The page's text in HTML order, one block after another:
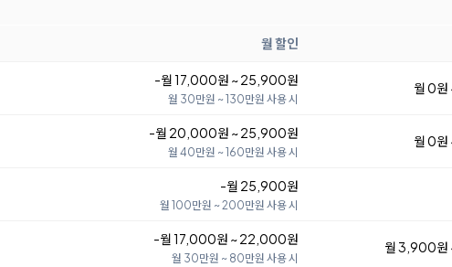
월 할인
-월 17,000원 ~ 25,900원
월 30만원 ~ 130만원 사용 시
월 0
-월 20,000원 ~ 25,900원
월 40만원 ~ 160만원 사용 시
월 0
-월 25,900원
월 100만원 ~ 200만원 사용 시
-월 17,000원 ~ 22,000원
월 30만원 ~ 80만원 사용 시
월 3,900원